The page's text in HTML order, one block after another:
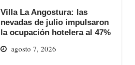
Villa La Angostura: las
nevadas de julio impulsaron
la ocupación hotelera al 47%
agosto 7, 2026